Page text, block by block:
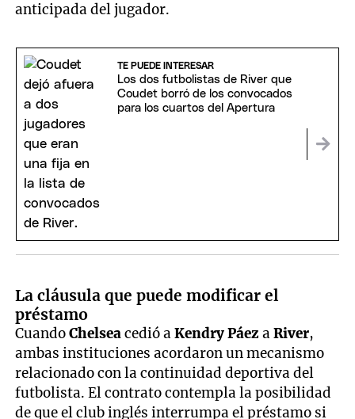
anticipada del jugador.
TE PUEDE INTERESAR
Los dos futbolistas de River que
Coudet borró de los convocados
para los cuartos del Apertura
La cláusula que puede modificar el
préstamo
CuandoChelseacedió aKendry Páez aRiver,
ambas instituciones acordaron un mecanismo
relacionado con la continuidad deportiva del
futbolista. El contrato contempla la posibilidad
de que el club inglés interrumpa el préstamo si